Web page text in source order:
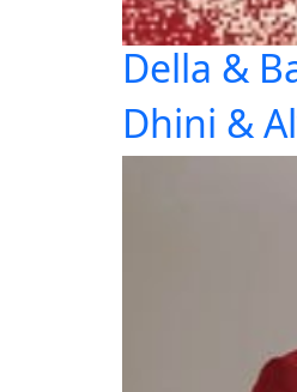
Della &
Dhini &